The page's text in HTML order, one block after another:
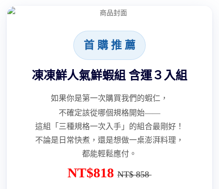
首 購 推 薦
凍凍鮮人氣鮮蝦組 含運３入組
如果你是第一次購買我們的蝦仁，
不確定該從哪個規格開始——
這組「三種規格一次入手」的組合最剛好！
不論是日常快煮，還是想做一桌澎湃料理，
都能輕鬆應付。
NT$818 NT$ 858